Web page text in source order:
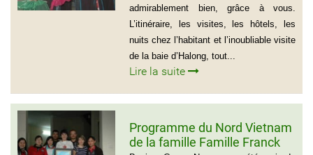
admirablement bien, grâce à vous.
L’itinéraire, les visites, les hôtels, les
nuits chez l’habitant et l’inoubliable visite
de la baie d’Halong, tout...
Lire la suite
Programme du Nord Vietnam
de la famille Famille Franck